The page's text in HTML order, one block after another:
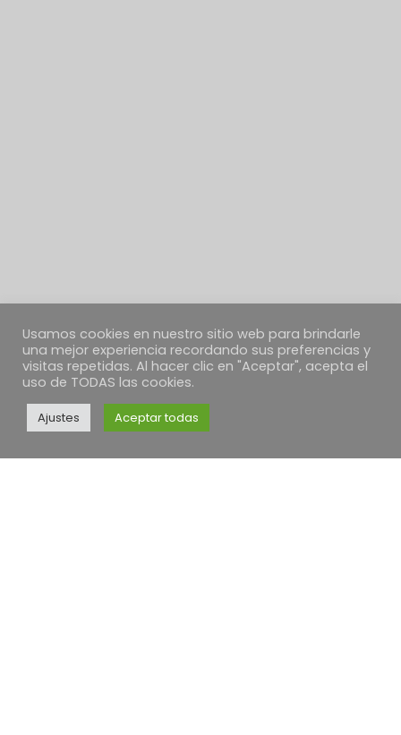
Usamos cookies en nuestro sitio web para brindarle
una mejor experiencia recordando sus preferencias y
visitas repetidas. Al hacer clic en "Aceptar", acepta el
uso de TODAS las cookies.
Ajustes Aceptar todas